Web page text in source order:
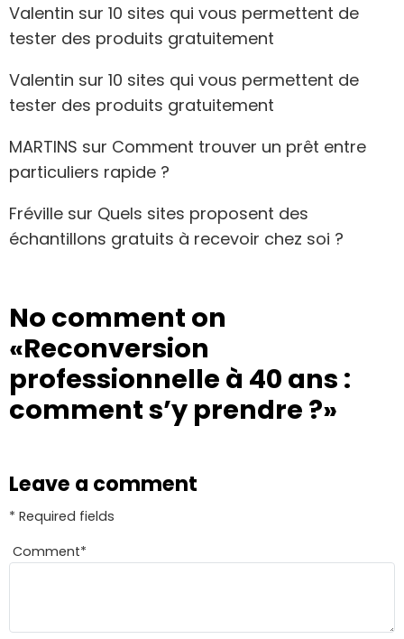
Valentin sur 10 sites qui vous permettent de
tester des produits gratuitement
Valentin sur 10 sites qui vous permettent de
tester des produits gratuitement
MARTINS sur Comment trouver un prêt entre
particuliers rapide ?
Fréville sur Quels sites proposent des
échantillons gratuits à recevoir chez soi ?
No comment on
«Reconversion
professionnelle à 40 ans :
comment s’y prendre ?»
Leave a comment
* Required fields
Comment*